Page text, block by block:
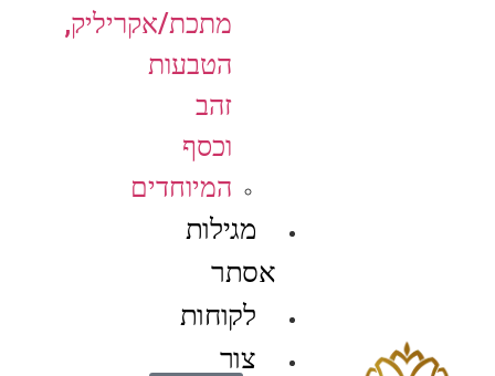
מתכת/אקריליק,
הטבעות
זהב
וכסף
המיוחדים
מגילות
אסתר
לקוחות
צור